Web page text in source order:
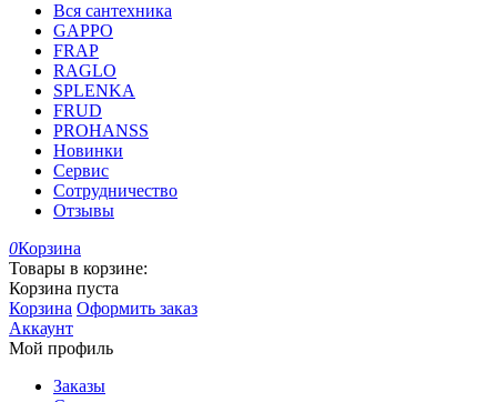
Вся сантехника
GAPPO
FRAP
RAGLO
SPLENKA
FRUD
PROHANSS
Новинки
Сервис
Сотрудничество
Отзывы
0Корзина
Товары в корзине:
Корзина пуста
Корзина Оформить заказ
Аккаунт
Мой профиль
Заказы